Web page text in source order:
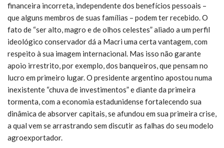
financeira incorreta, independente dos benefícios pessoais –
que alguns membros de suas famílias – podem ter recebido. O
fato de “ser alto, magro e de olhos celestes” aliado a um perfil
ideológico conservador dá a Macri uma certa vantagem, com
respeito à sua imagem internacional. Mas isso não garante
apoio irrestrito, por exemplo, dos banqueiros, que pensam no
lucro em primeiro lugar. O presidente argentino apostou numa
inexistente “chuva de investimentos” e diante da primeira
tormenta, com a economia estadunidense fortalecendo sua
dinâmica de absorver capitais, se afundou em sua primeira crise,
a qual vem se arrastrando sem discutir as falhas do seu modelo
agroexportador.